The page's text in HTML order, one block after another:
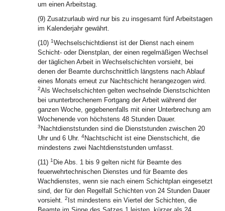
um einen Arbeitstag.
(9) Zusatzurlaub wird nur bis zu insgesamt fünf Arbeitstagen
im Kalenderjahr gewährt.
(10) 1Wechselschichtdienst ist der Dienst nach einem
Schicht- oder Dienstplan, der einen regelmäßigen Wechsel
der täglichen Arbeit in Wechselschichten vorsieht, bei
denen der Beamte durchschnittlich längstens nach Ablauf
eines Monats erneut zur Nachtschicht herangezogen wird.
2Als Wechselschichten gelten wechselnde Dienstschichten
bei ununterbrochenem Fortgang der Arbeit während der
ganzen Woche, gegebenenfalls mit einer Unterbrechung am
Wochenende von höchstens 48 Stunden Dauer.
3 Nachtdienststunden sind die Dienststunden zwischen 20
Uhr und 6 Uhr. 4Nachtschicht ist eine Dienstschicht, die
mindestens zwei Nachtdienststunden umfasst.
(11) 1 Die Abs. 1 bis 9 gelten nicht für Beamte des
feuerwehrtechnischen Dienstes und für Beamte des
Wachdienstes, wenn sie nach einem Schichtplan eingesetzt
sind, der für den Regelfall Schichten von 24 Stunden Dauer
vorsieht. 2 Ist mindestens ein Viertel der Schichten, die